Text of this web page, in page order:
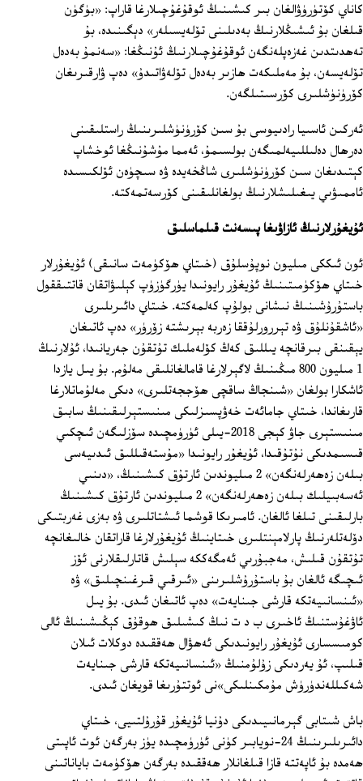
كاناي كۆتۈرۈۋالغان بىر كىشىنىڭ ئوقۇغۇچىلارغا قاراپ: «بۈگۈن
قىلغان بۇ ئىشىڭلارنىڭ بەدىلىنى تۆلەيسىلەر» دېگىنىدە، بۇ
تەھدىتدىن غەزەپلەنگەن ئوقۇغۇچىلارنىڭ ئۇنىڭغا: «سەنمۇ بەدەل
تۆلەيسەن، بۇ مەملىكەت ھازىر بەدەل تۆلەۋاتىدۇ» دەپ ۋارقىرىغان
كۆرۈنۈشلىرى كۆرسىتىلگەن.
ئەركىن ئاسىيا رادىيوسى بۇ سىن كۆرۈنۈشلىرىنىڭ راستلىقىنى
دەرھال دەلىللىيەلمىگەن بولسىمۇ، ئەمما مۇشۇنىڭغا ئوخشاپ
كېتىدىغان سىن كۆرۈنۈشلىرى شاڭخەيدە ۋە سىچۈەن ئۆلكىسىدە
ئاممىۋىي يىغىلىشلارنىڭ بولغانلىقىنى كۆرسەتمەكتە.
ئۇيغۇرلارنىڭ ئازاۋىغا پىسەنت قىلماسلىق
ئون ئىككى مىليون نوپۇسلۇق (خىتاي ھۆكۈمەت سانىقى) ئۇيغۇرلار
خىتاي ھۆكۈمىتىنىڭ ئۇيغۇر رايونىدا يۈرگۈزۈپ كېلىۋاتقان قاتتىققول
باستۇرۇشىنىڭ نىشانى بولۇپ كەلمەكتە. خىتاي دائىرىلىرى
«ئاشقۇنلۇق ۋە تېررورلۇققا زەربە بېرىشتە زۆرۈر» دەپ ئاتىغان
يېقىنقى بىرقانچە يىللىق كەڭ كۆلەملىك تۇتقۇن جەريانىدا، ئۇلارنىڭ
1 مىليون 800 مىڭىنىڭ لاگېرلارغا قامالغانلىقى مەلۇم. بۇ يىل يازدا
ئاشكارا بولغان «شىنجاڭ ساقچى ھۆججەتلىرى» دىكى مەلۇماتلارغا
قارىغاندا، خىتاي جامائەت خەۋپسىزلىكى مىنىستېرلىقىنىڭ سابىق
مىنىستېرى جاۋ كېجى 2018-يىلى ئۈرۈمچىدە سۆزلىگەن ئىچكىي
قىسىمدىكى نۇتۇقىدا، ئۇيغۇر رايونىدا «مۇستەقىللىق ئىدىيەسى
بىلەن زەھەرلەنگەن» 2 مىليوندىن ئارتۇق كىشىنىڭ، «دىنىي
ئەسەبىيلىك بىلەن زەھەرلەنگەن» 2 مىليوندىن ئارتۇق كىشىنىڭ
بارلىقىنى تىلغا ئالغان. ئامىرىكا قوشما ئىشتاتلىرى ۋە بەزى غەربتىكى
دۆلەتلەرنىڭ پارلامېنتلىرى خىتاينىڭ ئۇيغۇرلارغا قاراتقان خالىغانچە
تۇتقۇن قىلىش، مەجبۇرىي ئەمگەككە سېلىش قاتارلىقلارنى ئۆز
ئىچىگە ئالغان بۇ باستۇرۇشلىرىنى «ئىرقىي قىرغىنچىلىق» ۋە
«ئىنسانىيەتكە قارشى جىنايەت» دەپ ئاتىغان ئىدى. بۇ يىل
ئاۋغۇستنىڭ ئاخىرى ب د ت نىڭ كىشىلىق ھوقۇق كېڭىشىنىڭ ئالى
كومىسسارى ئۇيغۇر رايونىدىكى ئەھۋال ھەققىدە دوكلات ئىلان
قىلىپ، ئۇ يەردىكى زۇلۇمنىڭ «ئىنسانىيەتكە قارشى جىنايەت
شەكىللەندۈرۈش مۇمكىنلىكى»نى ئوتتۇرىغا قويغان ئىدى.
باش شىتابى گېرمانىيىدىكى دۇنيا ئۇيغۇر قۇرۇلتىيى، خىتاي
دائىرىلىرىنىڭ 24-نويابىر كۈنى ئۈرۈمچىدە يۈز بەرگەن ئوت ئاپىتى
ھەمدە بۇ ئاپەتتە قازا قىلغانلار ھەققىدە بەرگەن ھۆكۈمەت باياناتىنى